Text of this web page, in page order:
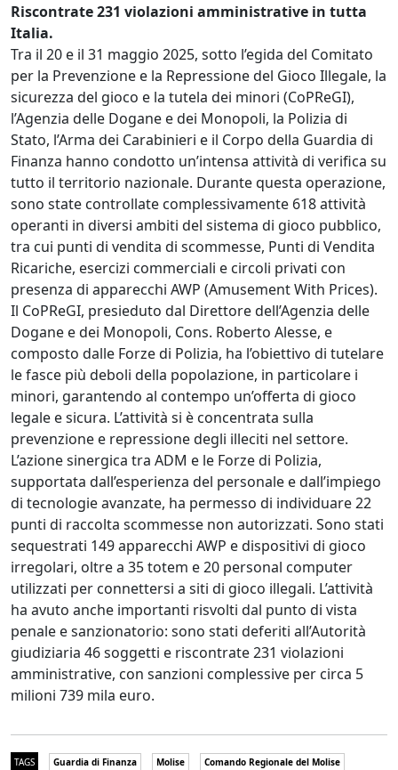
Riscontrate 231 violazioni amministrative in tutta
Italia.
Tra il 20 e il 31 maggio 2025, sotto l’egida del Comitato
per la Prevenzione e la Repressione del Gioco Illegale, la
sicurezza del gioco e la tutela dei minori (CoPReGI),
l’Agenzia delle Dogane e dei Monopoli, la Polizia di
Stato, l’Arma dei Carabinieri e il Corpo della Guardia di
Finanza hanno condotto un’intensa attività di verifica su
tutto il territorio nazionale. Durante questa operazione,
sono state controllate complessivamente 618 attività
operanti in diversi ambiti del sistema di gioco pubblico,
tra cui punti di vendita di scommesse, Punti di Vendita
Ricariche, esercizi commerciali e circoli privati con
presenza di apparecchi AWP (Amusement With Prices).
Il CoPReGI, presieduto dal Direttore dell’Agenzia delle
Dogane e dei Monopoli, Cons. Roberto Alesse, e
composto dalle Forze di Polizia, ha l’obiettivo di tutelare
le fasce più deboli della popolazione, in particolare i
minori, garantendo al contempo un’offerta di gioco
legale e sicura. L’attività si è concentrata sulla
prevenzione e repressione degli illeciti nel settore.
L’azione sinergica tra ADM e le Forze di Polizia,
supportata dall’esperienza del personale e dall’impiego
di tecnologie avanzate, ha permesso di individuare 22
punti di raccolta scommesse non autorizzati. Sono stati
sequestrati 149 apparecchi AWP e dispositivi di gioco
irregolari, oltre a 35 totem e 20 personal computer
utilizzati per connettersi a siti di gioco illegali. L’attività
ha avuto anche importanti risvolti dal punto di vista
penale e sanzionatorio: sono stati deferiti all’Autorità
giudiziaria 46 soggetti e riscontrate 231 violazioni
amministrative, con sanzioni complessive per circa 5
milioni 739 mila euro.
TAGS Guardia di Finanza Molise
Comando Regionale del Molise